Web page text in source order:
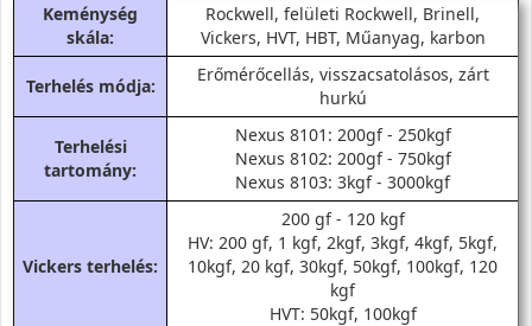
Keménység
skála:
Rockwell, felületi Rockwell, Brinell,
Vickers, HVT, HBT, Műanyag, karbon
Terhelés módja:
Erőmérőcellás, visszacsatolásos, zárt
hurkú
Terhelési
tartomány:
Nexus 8101: 200gf - 250kgf
Nexus 8102: 200gf - 750kgf
Nexus 8103: 3kgf - 3000kgf
Vickers terhelés:
200 gf - 120 kgf
HV: 200 gf, 1 kgf, 2kgf, 3kgf, 4kgf, 5kgf,
10kgf, 20 kgf, 30kgf, 50kgf, 100kgf, 120
kgf
HVT: 50kgf, 100kgf